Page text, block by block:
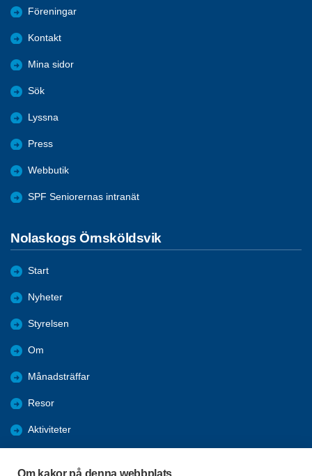
Om kakor på denna webbplats
Föreningar
Kontakt
Mina sidor
Sök
Lyssna
Press
Webbutik
SPF Seniorernas intranät
Nolaskogs Örnsköldsvik
Start
Nyheter
Styrelsen
Om
Månadsträffar
Resor
Aktiviteter